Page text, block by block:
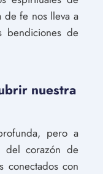
de fe nos lleva a
de
nuestra
pero a
del corazón de
conectados con